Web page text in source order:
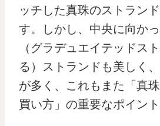
ッチした真珠のストラン
す。しかし、中央に向か
（グラデュエイテッドス
る）ストランドも美しく
が多く、これもまた「真
買い方」の重要なポイント